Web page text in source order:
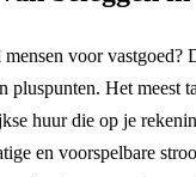
voor vastgoed?
pluspunten. Het meest
huur die op je
en voorspelbare